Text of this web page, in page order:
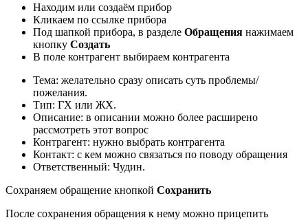
Находим или создаём прибор
Кликаем по ссылке прибора
Под шапкой прибора, в разделе Обращения нажимаем
кнопку Создать
В поле контрагент выбираем контрагента
Тема: желательно сразу описать суть проблемы/
пожелания.
Тип: ГХ или ЖХ.
Описание: в описании можно более расширено
рассмотреть этот вопрос
Контрагент: нужно выбрать контрагента
Контакт: с кем можно связаться по поводу обращения
Ответственный: Чудин.
Сохраняем обращение кнопкой Сохранить
После сохранения обращения к нему можно прицепить